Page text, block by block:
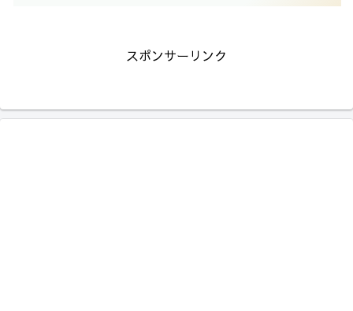
スポンサーリンク